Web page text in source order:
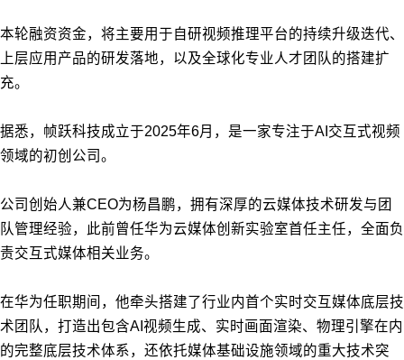
本轮融资资金，将主要用于自研视频推理平台的持续升级迭代、
上层应用产品的研发落地，以及全球化专业人才团队的搭建扩
充。
据悉，帧跃科技成立于2025年6月，是一家专注于AI交互式视频
领域的初创公司。
公司创始人兼CEO为杨昌鹏，拥有深厚的云媒体技术研发与团
队管理经验，此前曾任华为云媒体创新实验室首任主任，全面负
责交互式媒体相关业务。
在华为任职期间，他牵头搭建了行业内首个实时交互媒体底层技
术团队，打造出包含AI视频生成、实时画面渲染、物理引擎在内
的完整底层技术体系，还依托媒体基础设施领域的重大技术突